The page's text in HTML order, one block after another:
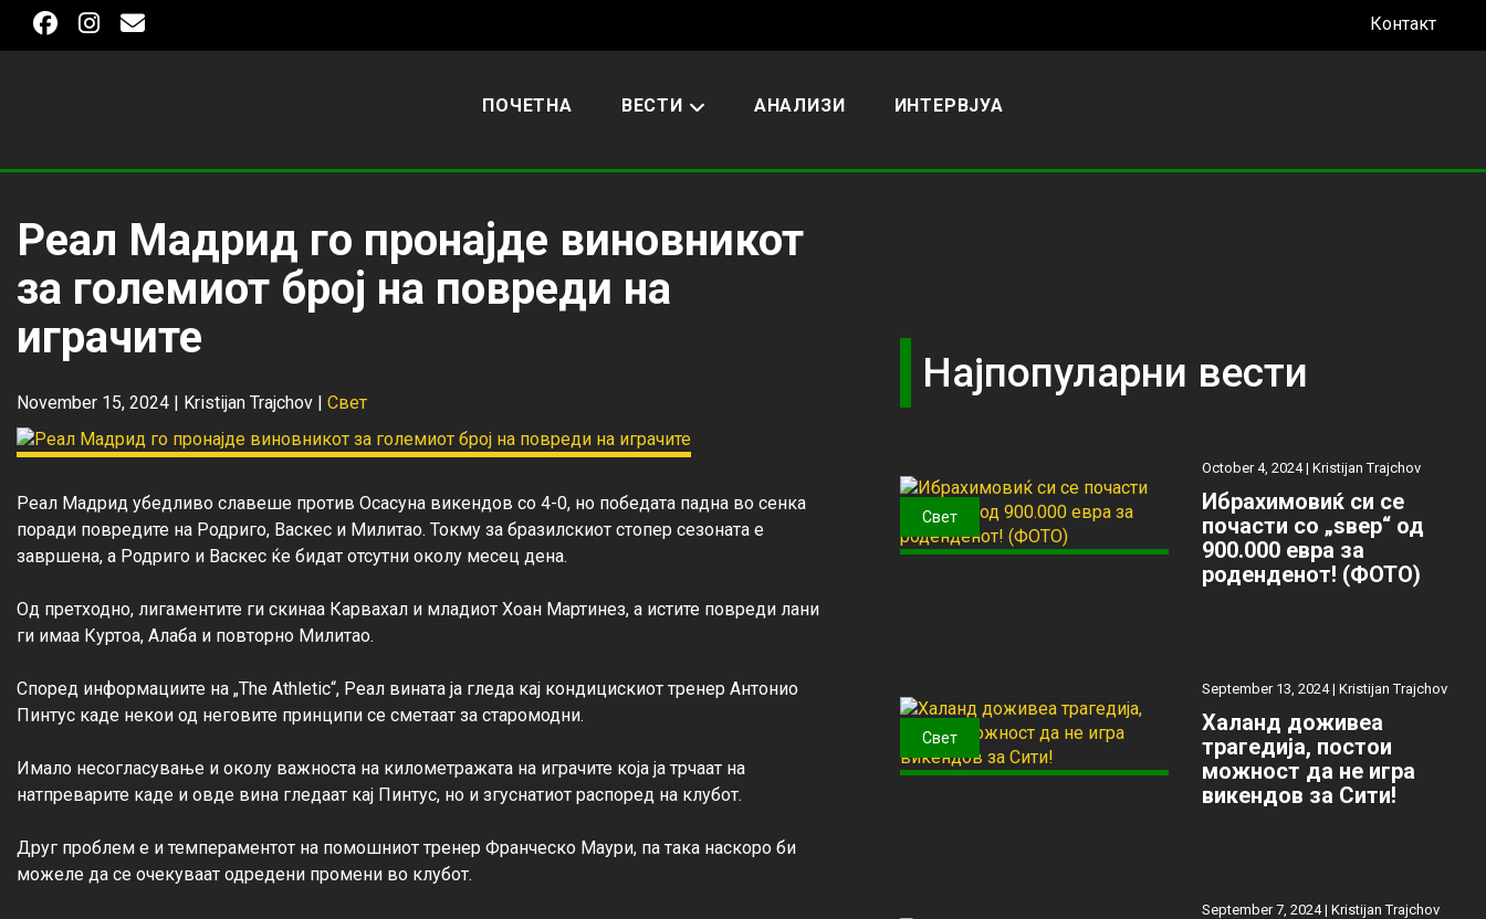
Контакт
ПОЧЕТНА ВЕСТИ АНАЛИЗИ ИНТЕРВЈУА
Реал Мадрид го пронајде виновникот
за големиот број на повреди на
играчите
November 15, 2024 | Kristijan Trajchov | Свет
Реал Мадрид убедливо славеше против Осасуна викендов со 4-0, но победата падна во сенка
поради повредите на Родриго, Васкес и Милитао. Токму за бразилскиот стопер сезоната е
завршена, а Родриго и Васкес ќе бидат отсутни околу месец дена.
Од претходно, лигаментите ги скинаа Карвахал и младиот Хоан Мартинез, а истите повреди лани
ги имаа Куртоа, Алаба и повторно Милитао.
Според информациите на „The Athletic“, Реал вината ја гледа кај кондицискиот тренер Антонио
Пинтус каде некои од неговите принципи се сметаат за старомодни.
Имало несогласување и околу важноста на километражата на играчите која ја трчаат на
натпреварите каде и овде вина гледаат кај Пинтус, но и згуснатиот распоред на клубот.
Друг проблем е и темпераментот на помошниот тренер Франческо Маури, па така наскоро би
можеле да се очекуваат одредени промени во клубот.
Најпопуларни вести
Свет
October 4, 2024 | Kristijan Trajchov
Ибрахимовиќ си се
почасти со „ѕвер“ од
900.000 евра за
роденденот! (ФОТО)
Свет
September 13, 2024 | Kristijan Trajchov
Халанд доживеа
трагедија, постои
можност да не игра
викендов за Сити!
September 7, 2024 | Kristijan Trajchov